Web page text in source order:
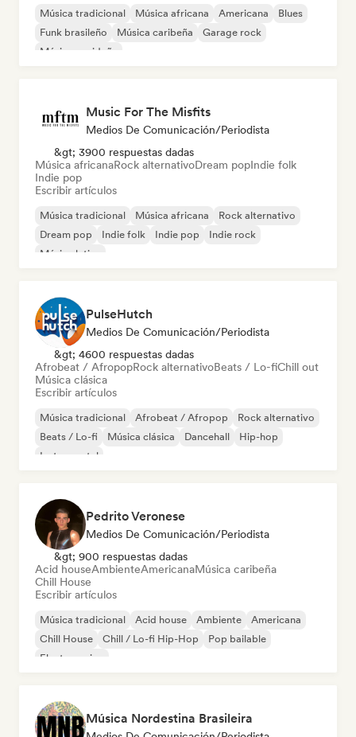
Música tradicional Música africana Americana
Blues
Funk brasileño
Música caribeña
Garage rock
Música navideña
Music For The Misfits
Medios De Comunicación/Periodista
&gt; 3900 respuestas dadas
Música africanaRock alternativoDream popIndie folk
Indie pop
Escribir artículos
Música tradicional Música africana
Rock alternativo
Dream pop
Indie folk Indie pop
Indie rock
Música latina
PulseHutch
Medios De Comunicación/Periodista
&gt; 4600 respuestas dadas
Afrobeat / AfropopRock alternativoBeats / Lo-fiChill out
Música clásica
Escribir artículos
Música tradicional Afrobeat / Afropop
Rock alternativo
Beats / Lo-fi
Música clásica Dancehall
Hip-hop
Instrumental
Pedrito Veronese
Medios De Comunicación/Periodista
&gt; 900 respuestas dadas
Acid houseAmbienteAmericanaMúsica caribeña
Chill House
Escribir artículos
Música tradicional Acid house Ambiente
Americana
Chill House
Chill / Lo-fi Hip-Hop
Pop bailable
Electro swing
Música Nordestina Brasileira